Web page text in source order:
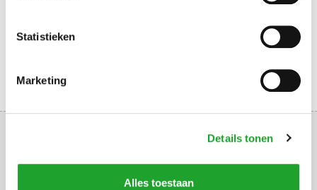
Statistieken
Marketing
Details tonen
Alles toestaan